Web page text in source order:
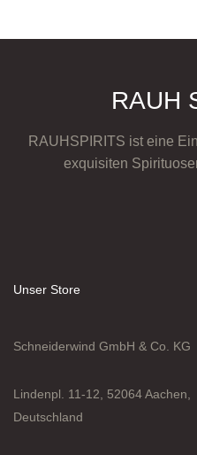
RAUH
RAUHSPIRITS ist eine
exquisiten
Unser Store
Schneiderwind GmbH & Co. KG
Lindenpl. 11-12, 52064 Aachen,
Deutschland